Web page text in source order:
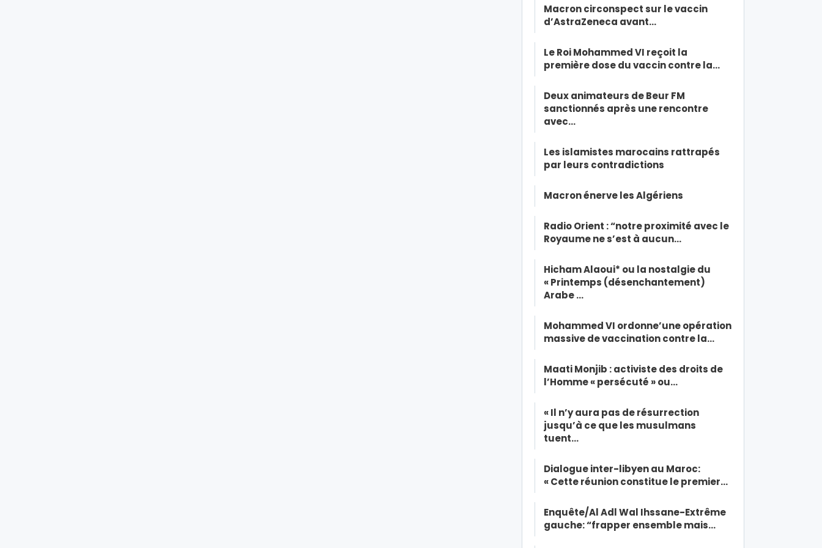
Macron circonspect sur le vaccin
d’AstraZeneca avant…
Le Roi Mohammed VI reçoit la
première dose du vaccin contre la…
Deux animateurs de Beur FM
sanctionnés après une rencontre
avec…
Les islamistes marocains rattrapés
par leurs contradictions
Macron énerve les Algériens
Radio Orient : “notre proximité avec le
Royaume ne s’est à aucun…
Hicham Alaoui* ou la nostalgie du
« Printemps (désenchantement)
Arabe …
Mohammed VI ordonne’une opération
massive de vaccination contre la…
Maati Monjib : activiste des droits de
l’Homme « persécuté » ou…
« Il n’y aura pas de résurrection
jusqu’à ce que les musulmans
tuent…
Dialogue inter-libyen au Maroc:
« Cette réunion constitue le premier…
Enquête/Al Adl Wal Ihssane-Extrême
gauche: “frapper ensemble mais…